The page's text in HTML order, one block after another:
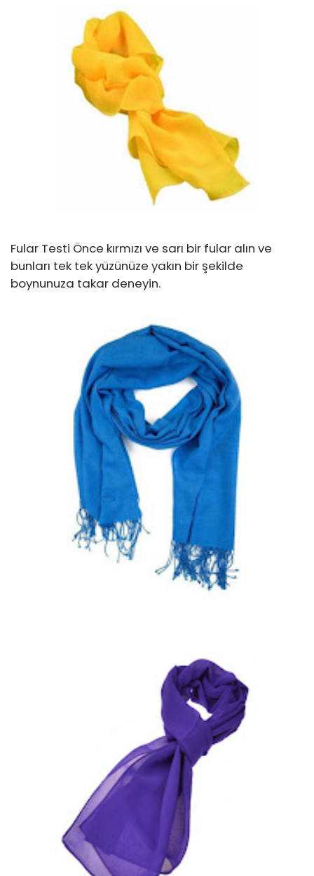
Fular Testi Önce kırmızı ve sarı bir fular alın ve
bunları tek tek yüzünüze yakın bir şekilde
boynunuza takar deneyin.